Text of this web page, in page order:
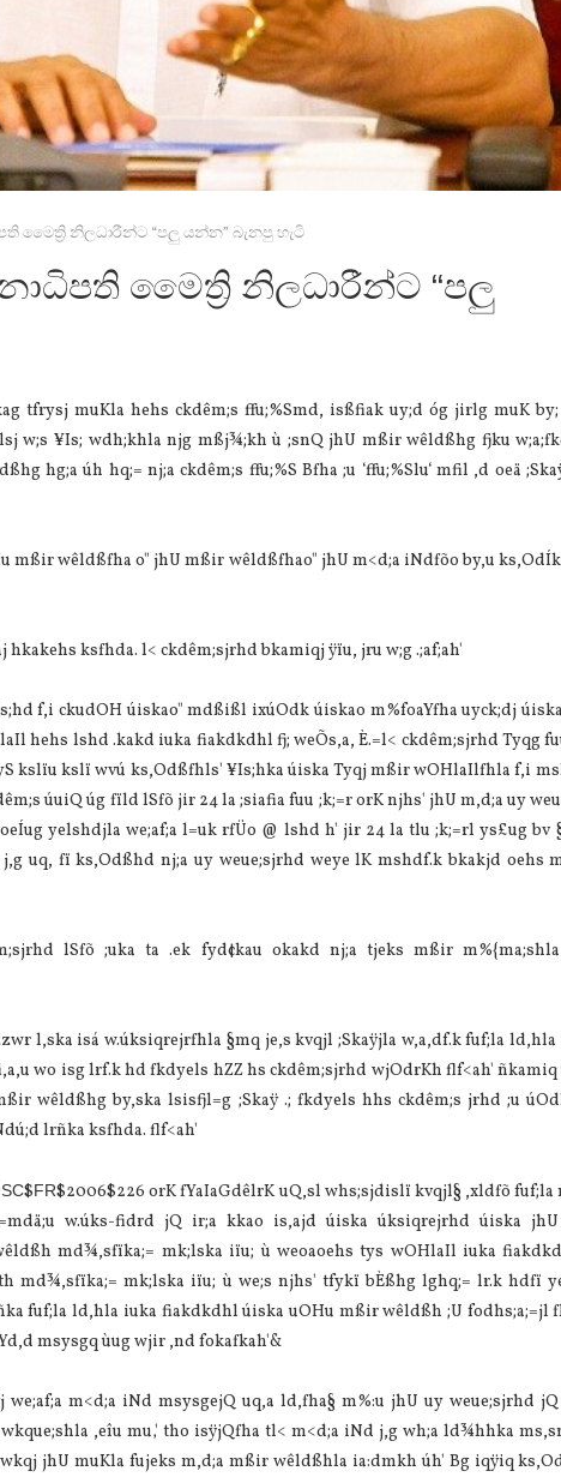
මෛත්‍රි නිලධාරීන්ට “පලු යන්න” බැනපු හැටි
මෛත්‍රි නිලධාරීන්ට “පලු
tfrysj muKla hehs ckdêm;s ffu;%Smd, isßfiak uy;d óg jirlg muK
w;s ¥Is; wdh;khla njg mßj¾;kh ù ;snQ jhU mßir wêldßhg fjku
hg;a úh hq;= nj;a ckdêm;s ffu;%S Bfha ;u ‘ffu;%Slu‘ mfil ,d oeä
mßir wêldßfha o" jhU mßir wêldßfhao" jhU m<d;a iNdfõo by,u
ksfhda. l< ckdêm;sjrhd bkamiqj ÿïu, jru w;g .;af;ah'
f,i ckudOH úiskao" mdßißl ixúOdk úiskao m%foaYfha uyck;dj
hehs lshd .kakd iuka fiakdkdhl fj; weÕs,a, È.=l< ckdêm;sjrhd Tyqg
kslïu kslï wvú ks,Odßfhls' ¥Is;hka úiska Tyqj mßir wOHlaIlfhla f,i
úuiQ úg fïld lSfõ jir 24 la ;siafia fuu ;k;=r orK njhs' jhU m,d;a uy
yelshdjla we;af;a l=uk rfÜo @ lshd h' jir 24 la tlu ;k;=rl ys£ug bv
uq, fï ks,Odßhd nj;a uy weue;sjrhd weye lK mshdf.k bkakjd oehs
lSfõ ;uka ta .ek fyd¢kau okakd nj;a tjeks mßir
l,ska isá w.úksiqrejrfhla §mq je,s kvqjl ;Skaÿjla w,a,df.k fuf;la ld,hla
wo isg lrf.k hd fkdyels hZZ hs ckdêm;sjrhd wjOdrKh flf<ah' ñkamiq
wêldßhg by,ska lsisfjl=g ;Skaÿ .; fkdyels hhs ckdêm;s jrhd ;u
lrñka ksfhda. flf<ah'
SC$FR$2006$226 orK fYaIaGdêlrK uQ,sl whs;sjdislï kvqjl§ ,xldfõ fuf;la
w.úks-fidrd jQ ir;a kkao is,ajd úiska úksiqrejrhd úiska
md¾,sfïka;= mk;lska iïu; ù weoaoehs tys wOHlaIl iuka
md¾,sfïka;= mk;lska iïu; ù we;s njhs' tfykï bÈßhg lghq;= lr.k hdfï
fuf;la ld,hla iuka fiakdkdhl úiska uOHu mßir wêldßh ;U fodhs;a;=jl
msysgq ùug wjir ,nd fokafkah'&
m<d;a iNd msysgejQ uq,a ld,fha§ m%:u jhU uy weue;sjrhd
,eîu mu‚' tho isÿjQfha tl< m<d;a iNd j,g wh;a ld¾hhka
jhU muKla fujeks m,d;a mßir wêldßhla ia:dmkh úh' Bg iqÿiq